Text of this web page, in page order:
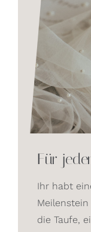
Für
Ihr habt
die Taufe,